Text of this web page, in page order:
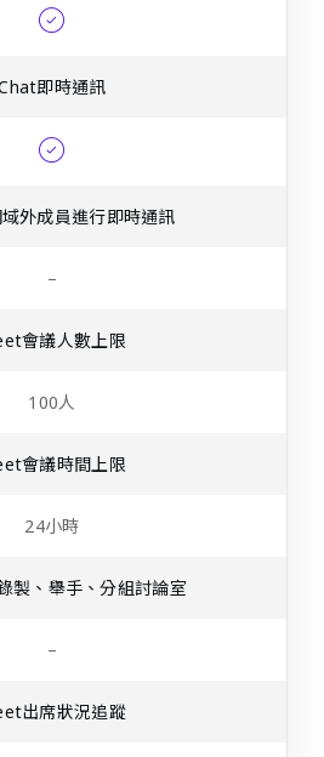
即時通訊
外成員進行即時通訊
–
會議人數上限
100人
會議時間上限
24小時
製、舉手、分組討論室
–
出席狀況追蹤